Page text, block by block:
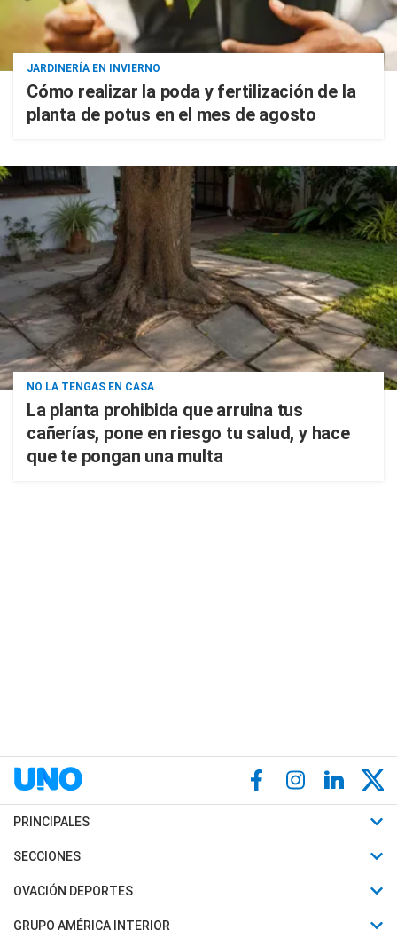
JARDINERÍA EN INVIERNO
Cómo realizar la poda y fertilización de la
planta de potus en el mes de agosto
NO LA TENGAS EN CASA
La planta prohibida que arruina tus
cañerías, pone en riesgo tu salud, y hace
que te pongan una multa
PRINCIPALES
Últimas Noticias
Política
SECCIONES
Horóscopo
Motores
OVACIÓN DEPORTES
Fútbol
GRUPO AMÉRICA INTERIOR